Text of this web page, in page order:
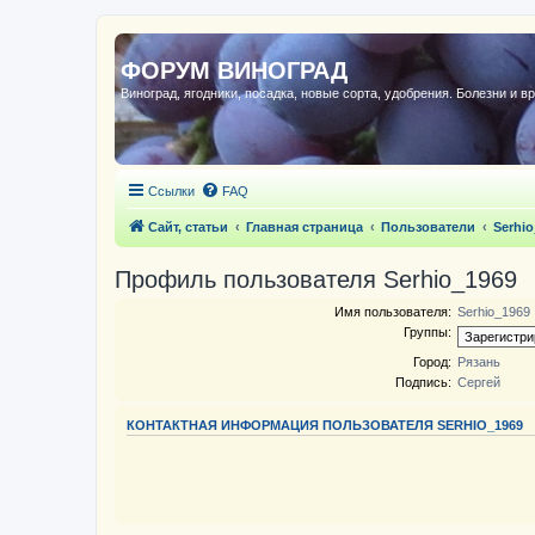
ФОРУМ ВИНОГРАД
Виноград, ягодники, посадка, новые сорта, удобрения. Болезни и
Ссылки FAQ
Сайт, статьи Главная страница Пользователи
Профиль пользователя Serhio_1969
Имя пользователя: Serhio_1969
Группы:
Город: Рязань
Подпись: Сергей
КОНТАКТНАЯ ИНФОРМАЦИЯ ПОЛЬЗОВАТЕЛЯ SERHIO_1969